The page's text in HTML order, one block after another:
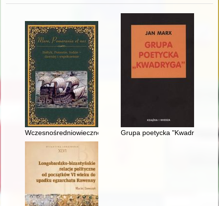
Wczesnośredniowieczne skarby srebrne w dorzeczu Wieprzy,
Grupa poetycka "Kwadryga"